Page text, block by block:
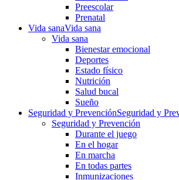
Preescolar
Prenatal
Vida sanaVida sana
Vida sana
Bienestar emocional
Deportes
Estado físico
Nutrición
Salud bucal
Sueño
Seguridad y PrevenciónSeguridad y
Seguridad y Prevención
Durante el juego
En el hogar
En marcha
En todas partes
Inmunizaciones